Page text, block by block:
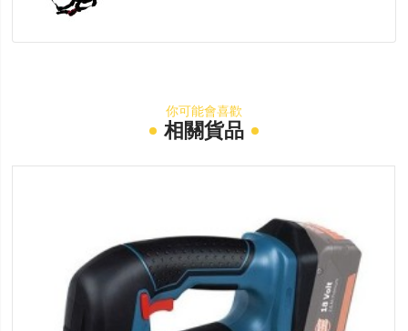
你可能會喜歡
相關貨品